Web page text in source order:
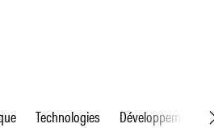
Technologies Développement